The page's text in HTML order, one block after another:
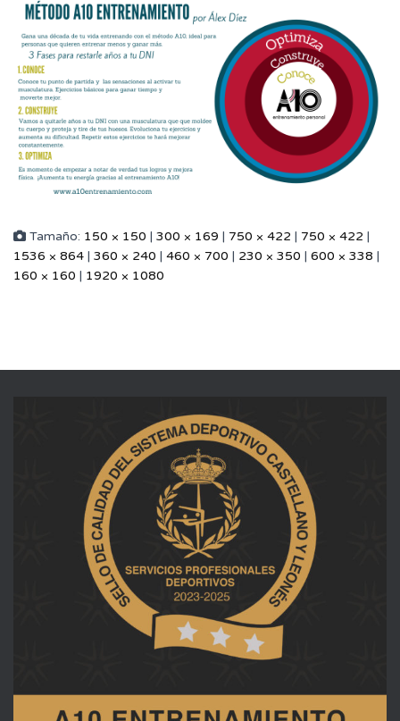
Tamaño: 150 × 150 | 300 × 169 | 750 × 422 | 750 × 422 |
1536 × 864 | 360 × 240 | 460 × 700 | 230 × 350 | 600 × 338 |
160 × 160 | 1920 × 1080